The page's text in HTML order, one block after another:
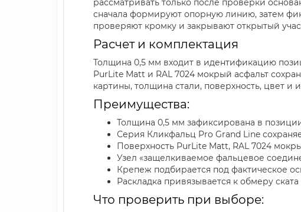
рассматривать только после проверки
сначала формируют опорную линию, затем
проверяют кромку и закрывают открытый
Расчет и комплектация
Толщина 0,5 мм входит в идентификацию
PurLite Matt и RAL 7024 мокрый асфальт
картины, толщина стали, поверхность, цвет и
Преимущества:
Толщина 0,5 мм зафиксирована в
Серия Кликфальц Pro Grand Line
Поверхность PurLite Matt, RAL 7024
Узел «защелкиваемое фальцевое
Крепеж подбирается под фактическое
Раскладка привязывается к обмеру ската
Что проверить при выборе: